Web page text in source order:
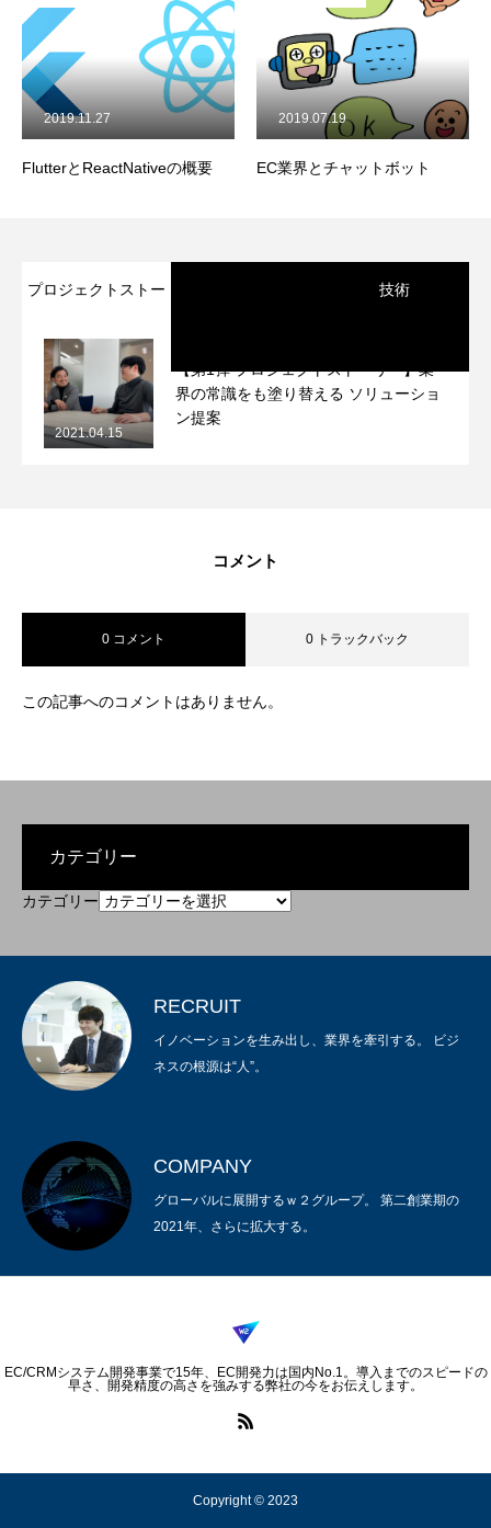
FlutterとReactNativeの概要
2019.11.27
EC業界とチャットボット
2019.07.19
プロジェクトストー
リー
技術
【第1弾 プロジェクトストーリー】業
界の常識をも塗り替える ソリューショ
ン提案
2021.04.15
コメント
0 コメント 0 トラックバック
この記事へのコメントはありません。
カテゴリー
カテゴリー
RECRUIT
イノベーションを生み出し、業界を牽引する。 ビジ
ネスの根源は“人”。
COMPANY
グローバルに展開するｗ２グループ。 第二創業期の
2021年、さらに拡大する。
EC/CRMシステム開発事業で15年、EC開発力は国内No.1。導入までのスピードの
早さ、開発精度の高さを強みする弊社の今をお伝えします。
Copyright © 2023